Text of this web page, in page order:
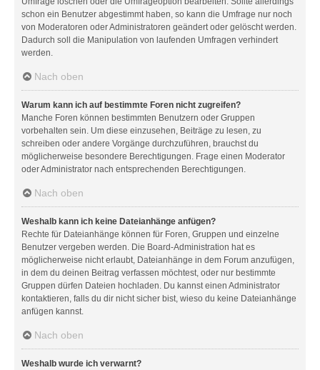
schon ein Benutzer abgestimmt haben, so kann die Umfrage nur noch
von Moderatoren oder Administratoren geändert oder gelöscht werden.
Dadurch soll die Manipulation von laufenden Umfragen verhindert
werden.
Nach oben
Warum kann ich auf bestimmte Foren nicht zugreifen?
Manche Foren können bestimmten Benutzern oder Gruppen
vorbehalten sein. Um diese einzusehen, Beiträge zu lesen, zu
schreiben oder andere Vorgänge durchzuführen, brauchst du
möglicherweise besondere Berechtigungen. Frage einen Moderator
oder Administrator nach entsprechenden Berechtigungen.
Nach oben
Weshalb kann ich keine Dateianhänge anfügen?
Rechte für Dateianhänge können für Foren, Gruppen und einzelne
Benutzer vergeben werden. Die Board-Administration hat es
möglicherweise nicht erlaubt, Dateianhänge in dem Forum anzufügen,
in dem du deinen Beitrag verfassen möchtest, oder nur bestimmte
Gruppen dürfen Dateien hochladen. Du kannst einen Administrator
kontaktieren, falls du dir nicht sicher bist, wieso du keine Dateianhänge
anfügen kannst.
Nach oben
Weshalb wurde ich verwarnt?